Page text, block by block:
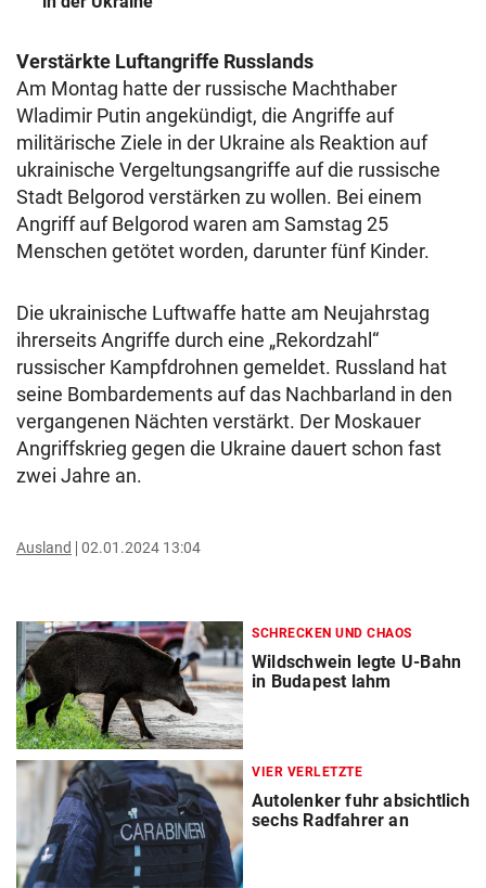
Verstärkte Luftangriffe Russlands
Am Montag hatte der russische Machthaber
Wladimir Putin angekündigt, die Angriffe auf
militärische Ziele in der Ukraine als Reaktion auf
ukrainische Vergeltungsangriffe auf die russische
Stadt Belgorod verstärken zu wollen. Bei einem
Angriff auf Belgorod waren am Samstag 25
Menschen getötet worden, darunter fünf Kinder.
Die ukrainische Luftwaffe hatte am Neujahrstag
ihrerseits Angriffe durch eine „Rekordzahl“
russischer Kampfdrohnen gemeldet. Russland hat
seine Bombardements auf das Nachbarland in den
vergangenen Nächten verstärkt. Der Moskauer
Angriffskrieg gegen die Ukraine dauert schon fast
zwei Jahre an.
Ausland 02.01.2024 13:04
SCHRECKEN UND CHAOS
Wildschwein legte U-Bahn
in Budapest lahm
VIER VERLETZTE
Autolenker fuhr absichtlich
sechs Radfahrer an